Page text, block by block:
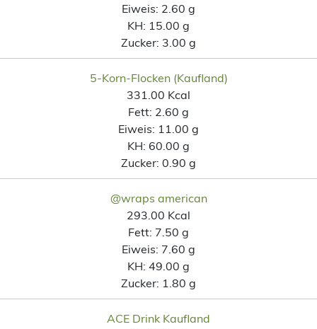
Eiweis: 2.60 g
KH: 15.00 g
Zucker: 3.00 g
5-Korn-Flocken (Kaufland)
331.00 Kcal
Fett: 2.60 g
Eiweis: 11.00 g
KH: 60.00 g
Zucker: 0.90 g
@wraps american
293.00 Kcal
Fett: 7.50 g
Eiweis: 7.60 g
KH: 49.00 g
Zucker: 1.80 g
ACE Drink Kaufland